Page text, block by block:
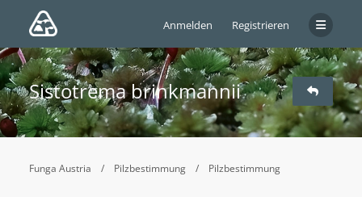
Anmelden Registrieren
Sistotrema brinkmannii
Funga Austria Pilzbestimmung Pilzbestimmung